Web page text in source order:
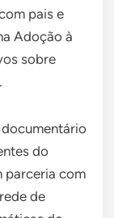
pais e
Adoção à
sobre
do
parceria com
de